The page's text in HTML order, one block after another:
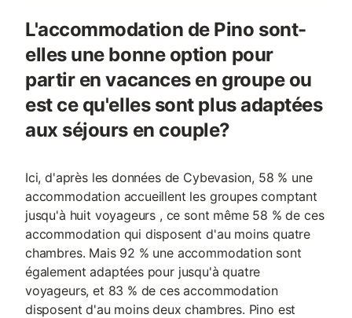
L'accommodation de Pino sont-
elles une bonne option pour
partir en vacances en groupe ou
est ce qu'elles sont plus adaptées
aux séjours en couple?
Ici, d'après les données de Cybevasion, 58 % une
accommodation accueillent les groupes comptant
jusqu'à huit voyageurs , ce sont même 58 % de ces
accommodation qui disposent d'au moins quatre
chambres. Mais 92 % une accommodation sont
également adaptées pour jusqu'à quatre
voyageurs, et 83 % de ces accommodation
disposent d'au moins deux chambres. Pino est